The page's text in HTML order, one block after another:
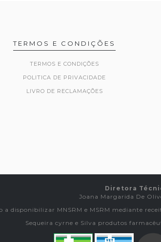
TERMOS E CONDIÇÕES
TERMOS E CONDIÇÕES
POLITICA DE PRIVACIDADE
LIVRO DE RECLAMAÇÕES
Diretora
Joana Margarida De
a disponibilizar MNSRM e MSRM mediante
Sequeira cyrne e Silva produtos